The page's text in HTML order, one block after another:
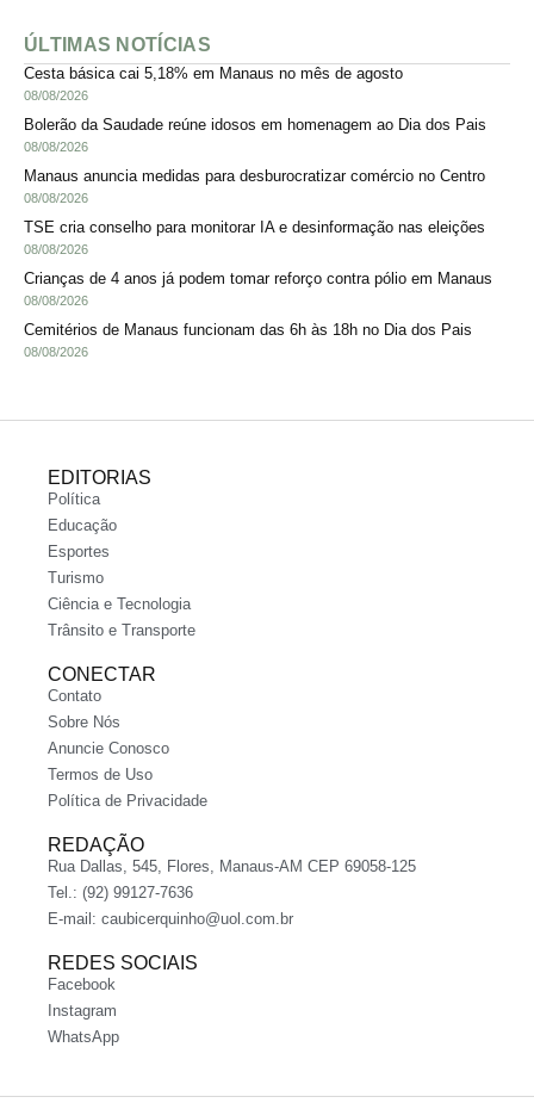
ÚLTIMAS NOTÍCIAS
Cesta básica cai 5,18% em Manaus no mês de agosto
08/08/2026
Bolerão da Saudade reúne idosos em homenagem ao Dia dos Pais
08/08/2026
Manaus anuncia medidas para desburocratizar comércio no Centro
08/08/2026
TSE cria conselho para monitorar IA e desinformação nas eleições
08/08/2026
Crianças de 4 anos já podem tomar reforço contra pólio em Manaus
08/08/2026
Cemitérios de Manaus funcionam das 6h às 18h no Dia dos Pais
08/08/2026
EDITORIAS
Política
Educação
Esportes
Turismo
Ciência e Tecnologia
Trânsito e Transporte
CONECTAR
Contato
Sobre Nós
Anuncie Conosco
Termos de Uso
Política de Privacidade
REDAÇÃO
Rua Dallas, 545, Flores, Manaus-AM CEP 69058-125
Tel.: (92) 99127-7636
E-mail: caubicerquinho@uol.com.br
REDES SOCIAIS
Facebook
Instagram
WhatsApp